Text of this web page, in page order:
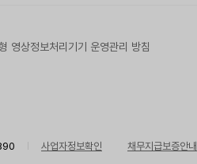
영상정보처리기기 운영관리 방침
사업자정보확인
채무지급보증안내